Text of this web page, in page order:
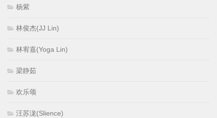
杨紫
林俊杰(JJ Lin)
林宥嘉(Yoga Lin)
梁静茹
欢乐颂
汪苏泷(Slience)